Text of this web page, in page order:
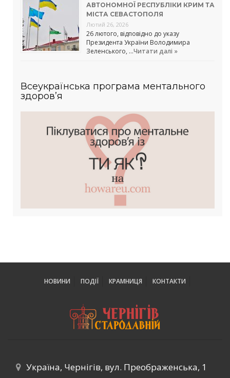
АВТОНОМНОЇ РЕСПУБЛІКИ КРИМ ТА
МІСТА СЕВАСТОПОЛЯ
Лютий 26, 2026
26 лютого, відповідно до указу
Президента України Володимира
Зеленського, …Читати далі »
Всеукраїнська програма ментального
здоров’я
НОВИНИ ПОДІЇ КРАМНИЦЯ КОНТАКТИ
Україна, Чернігів, вул. Преображенська, 1